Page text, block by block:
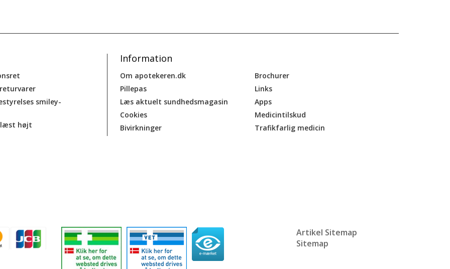
smiley-
læst højt
Information
Om apotekeren.dk
Pillepas
Læs aktuelt sundhedsmagasin
Cookies
Bivirkninger
Brochurer
Links
Apps
Medicintilskud
Trafikfarlig medicin
Artikel Sitemap
Sitemap